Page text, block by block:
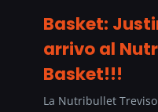
Basket:
arrivo al
Basket!!!
La Nutribullet